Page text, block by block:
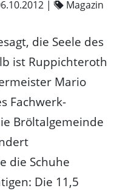
| Magazin
die Seele des
ist Ruppichteroth
Mario
Fachwerk-
Bröltalgemeinde
die Schuhe
Die 11,5